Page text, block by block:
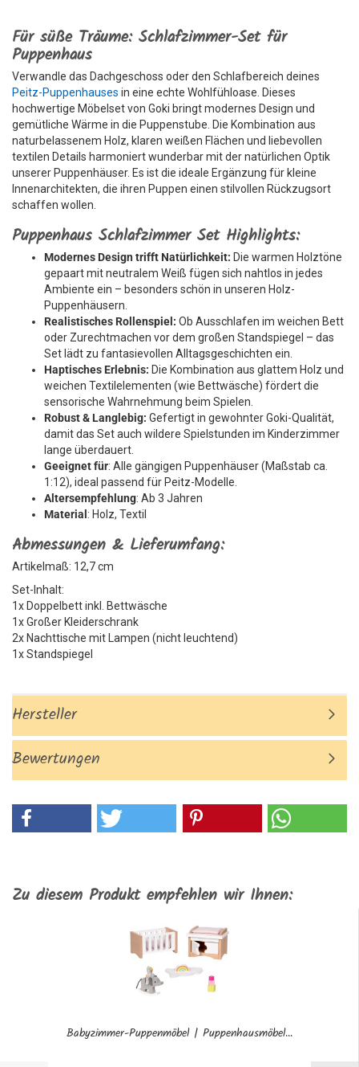
Für süße Träume: Schlafzimmer-Set für
Puppenhaus
Verwandle das Dachgeschoss oder den Schlafbereich deines
Peitz-Puppenhauses in eine echte Wohlfühloase. Dieses
hochwertige Möbelset von Goki bringt modernes Design und
gemütliche Wärme in die Puppenstube. Die Kombination aus
naturbelassenem Holz, klaren weißen Flächen und liebevollen
textilen Details harmoniert wunderbar mit der natürlichen Optik
unserer Puppenhäuser. Es ist die ideale Ergänzung für kleine
Innenarchitekten, die ihren Puppen einen stilvollen Rückzugsort
schaffen wollen.
Puppenhaus Schlafzimmer Set Highlights:
Modernes Design trifft Natürlichkeit: Die warmen Holztöne
gepaart mit neutralem Weiß fügen sich nahtlos in jedes
Ambiente ein – besonders schön in unseren Holz-
Puppenhäusern.
Realistisches Rollenspiel: Ob Ausschlafen im weichen Bett
oder Zurechtmachen vor dem großen Standspiegel – das
Set lädt zu fantasievollen Alltagsgeschichten ein.
Haptisches Erlebnis: Die Kombination aus glattem Holz und
weichen Textilelementen (wie Bettwäsche) fördert die
sensorische Wahrnehmung beim Spielen.
Robust & Langlebig: Gefertigt in gewohnter Goki-Qualität,
damit das Set auch wildere Spielstunden im Kinderzimmer
lange überdauert.
Geeignet für: Alle gängigen Puppenhäuser (Maßstab ca.
1:12), ideal passend für Peitz-Modelle.
Altersempfehlung: Ab 3 Jahren
Material : Holz, Textil
Abmessungen & Lieferumfang:
Artikelmaß: 12,7 cm
Set-Inhalt:
1x Doppelbett inkl. Bettwäsche
1x Großer Kleiderschrank
2x Nachttische mit Lampen (nicht leuchtend)
1x Standspiegel
Hersteller
Bewertungen
Zu diesem Produkt empfehlen wir Ihnen:
Babyzimmer-Puppenmöbel | Puppenhausmöbel...